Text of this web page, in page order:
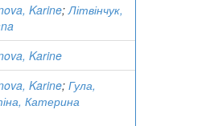
Karine;Літвінчук,
Karine
Karine; Гула,
Катерина